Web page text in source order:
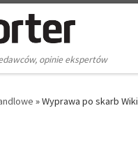
opinie ekspertów
»Wyprawa po skarb